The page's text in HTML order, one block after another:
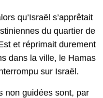
qu’Israël s’apprêtait
du quartier de
et réprimait durement
dans la ville, le Hamas
sur Israël.
non guidées sont, par